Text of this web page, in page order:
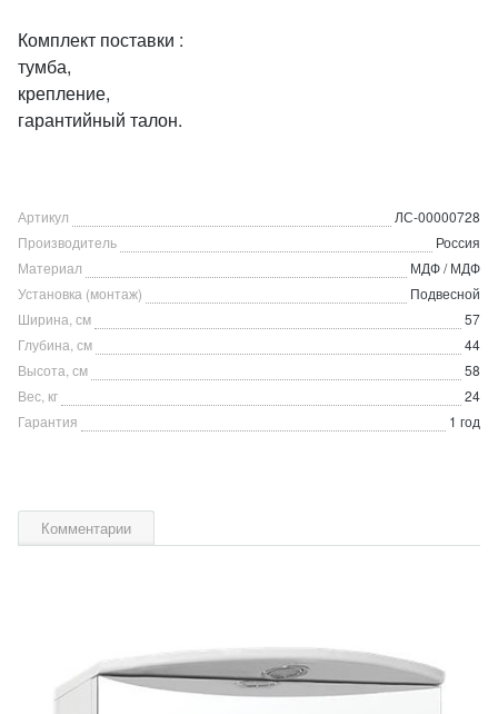
Комплект поставки :
тумба,
крепление,
гарантийный талон.
Артикул
ЛС-00000728
Производитель
Россия
Материал
МДФ / МДФ
Установка (монтаж)
Подвесной
Ширина, см
57
Глубина, см
44
Высота, см
58
Вес, кг
24
Гарантия
1 год
Комментарии